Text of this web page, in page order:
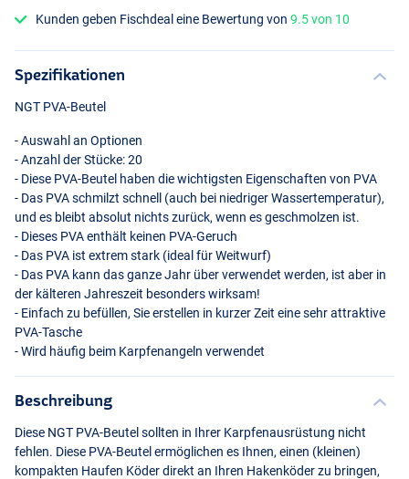
Kunden geben Fischdeal eine Bewertung von9.5 von 10
Spezifikationen
NGT PVA-Beutel
- Auswahl an Optionen
- Anzahl der Stücke: 20
- Diese PVA-Beutel haben die wichtigsten Eigenschaften von PVA
- Das PVAschmilzt schnell (auch bei niedriger Wassertemperatur),
und es bleibt absolut nichts zurück, wenn es geschmolzen ist.
- Dieses PVAenthält keinen PVA-Geruch
- Das PVA ist extrem stark (ideal für Weitwurf)
- Das PVA kann das ganze Jahr über verwendet werden, ist aber in
der kälteren Jahreszeit besonders wirksam!
- Einfach zu befüllen, Sie erstellen in kurzer Zeit eine sehr attraktive
PVA-Tasche
- Wird häufig beim Karpfenangeln verwendet
Beschreibung
Diese NGT PVA-Beutel sollten in Ihrer Karpfenausrüstung nicht
fehlen. Diese PVA-Beutel ermöglichen es Ihnen, einen (kleinen)
kompakten Haufen Köder direkt an Ihren Hakenköder zu bringen,